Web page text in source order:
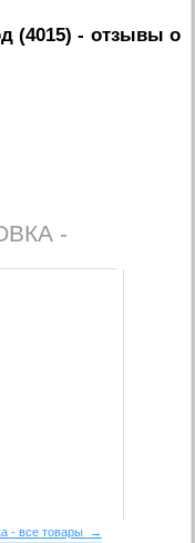
(4015) - отзывы о
-
- все товары →